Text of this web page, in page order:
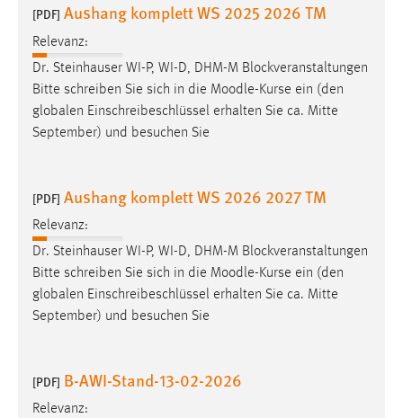
[PDF] Aushang komplett WS 2025 2026 TM
Relevanz:
Dr. Steinhauser WI-P, WI-D, DHM-M Blockveranstaltungen
Bitte schreiben Sie sich in die Moodle-Kurse ein (den
globalen Einschreibeschlüssel erhalten Sie ca. Mitte
September) und besuchen Sie
[PDF] Aushang komplett WS 2026 2027 TM
Relevanz:
Dr. Steinhauser WI-P, WI-D, DHM-M Blockveranstaltungen
Bitte schreiben Sie sich in die Moodle-Kurse ein (den
globalen Einschreibeschlüssel erhalten Sie ca. Mitte
September) und besuchen Sie
[PDF] B-AWI-Stand-13-02-2026
Relevanz: